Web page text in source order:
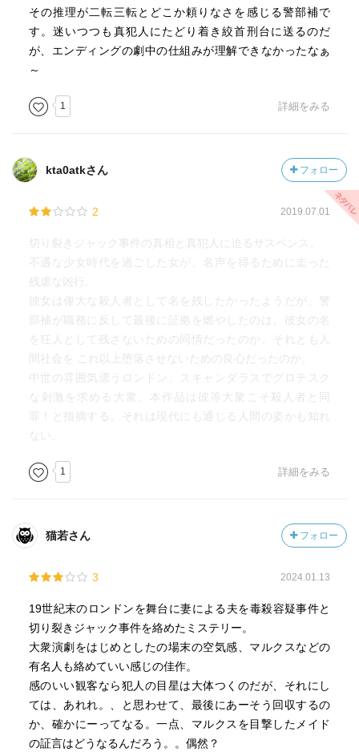
その推理が二転三転とどこか頼りなさを感じる警部補で
す。迷いつつも真犯人にたどり着き絞首刑台に送るのだ
が、エンディングの劇中の仕組みが理解できなかったなぁ
～
1 詳細をみる
kta0atkさん フォロー
2 2019.07.01
切り裂きジャック事件の真相と真犯人に迫るサスペンス。
不遇な少女時代を過ごした女が、名声を得るために走った
残虐な凶行。
彼女は偉大な殺人者として名を残したかったようだが、警
部補が職務に反して最後に証拠を燃やしたのは、彼女の名
を狂人として残さないための同情だったのか。それとも人
間社会を これ以上堕落させないための良心だったのか。
中世の雰囲気漂うロンドン。スキャンダラスでグロテスク
な刺激を求める大衆。本作品は彼等大衆こそ殺人者と同
罪！と指摘する。それは現代にも通じる人間の姿かも知れ
ない。
1 詳細をみる
猫若さん フォロー
3 2024.01.13
19世紀末のロンドンを舞台に妻による夫を毒殺容疑事件と
切り裂きジャック事件を絡めたミステリー。
大衆演劇をはじめとしたの場末の空気感、マルクスなどの
有名人も絡めていい感じの佳作。
感のいい観客なら犯人の目星は大体つくのだが、それにし
ては、あれれ。、と思わせて、最後にあーそう回収するの
か、確かにーってなる。一点、マルクスを目撃したメイド
の証言はどうなるんだろう。。偶然？